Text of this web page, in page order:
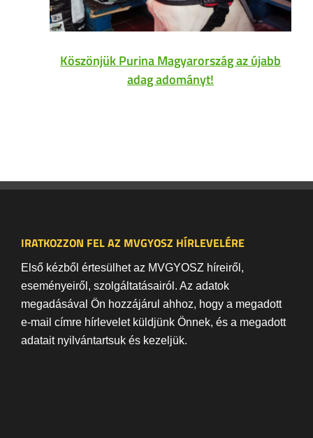
Köszönjük Purina Magyarország az újabb
adag adományt!
IRATKOZZON FEL AZ MVGYOSZ HÍRLEVELÉRE
Első kézből értesülhet az MVGYOSZ híreiről,
eseményeiről, szolgáltatásairól. Az adatok
megadásával Ön hozzájárul ahhoz, hogy a megadott
e-mail címre hírlevelet küldjünk Önnek, és a megadott
adatait nyilvántartsuk és kezeljük.